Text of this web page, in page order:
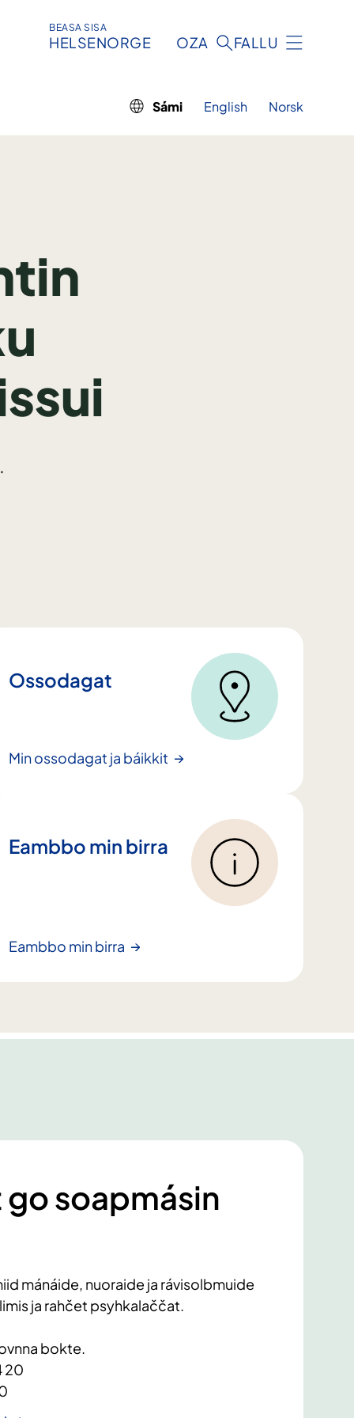
BEASA SISA
HELSENORGE OZA FALLU
Sámi English Norsk
Ossodagat
Min ossodagat ja báikkit
Eambbo min birra
Eambbo min birra
soapmásin
mánáide, nuoraide ja rávisolbmuide
ja rahčet psyhkalaččat.
bokte.
20